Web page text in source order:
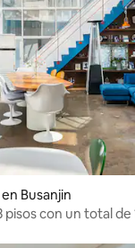
Busanjin
pisos con un total